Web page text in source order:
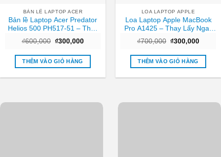
BẢN LỀ LAPTOP ACER
Bản lề Laptop Acer Predator
Helios 500 PH517-51 – Thay
₫600,000 Giá
là:
₫600,000.
₫300,000Giá
tại
₫300,000.
THÊM VÀO GIỎ HÀNG
LOA LAPTOP APPLE
Loa Laptop Apple MacBook
Pro A1425 – Thay Lấy Ngay
₫700,000 Giá
là:
₫700,000.
₫300,000Giá
tại
THÊM VÀO GIỎ HÀNG